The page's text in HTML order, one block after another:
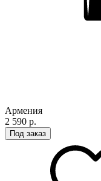
Армения
2 590 р.
Под заказ